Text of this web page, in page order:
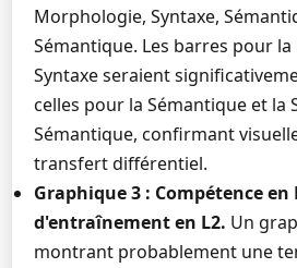
Morphologie, Syntaxe,
Sémantique. Les barres pour
Syntaxe seraient
celles pour la Sémantique et la
Sémantique, confirmant
transfert différentiel.
Graphique 3 : Compétence en
d'entraînement en L2. Un
montrant probablement une